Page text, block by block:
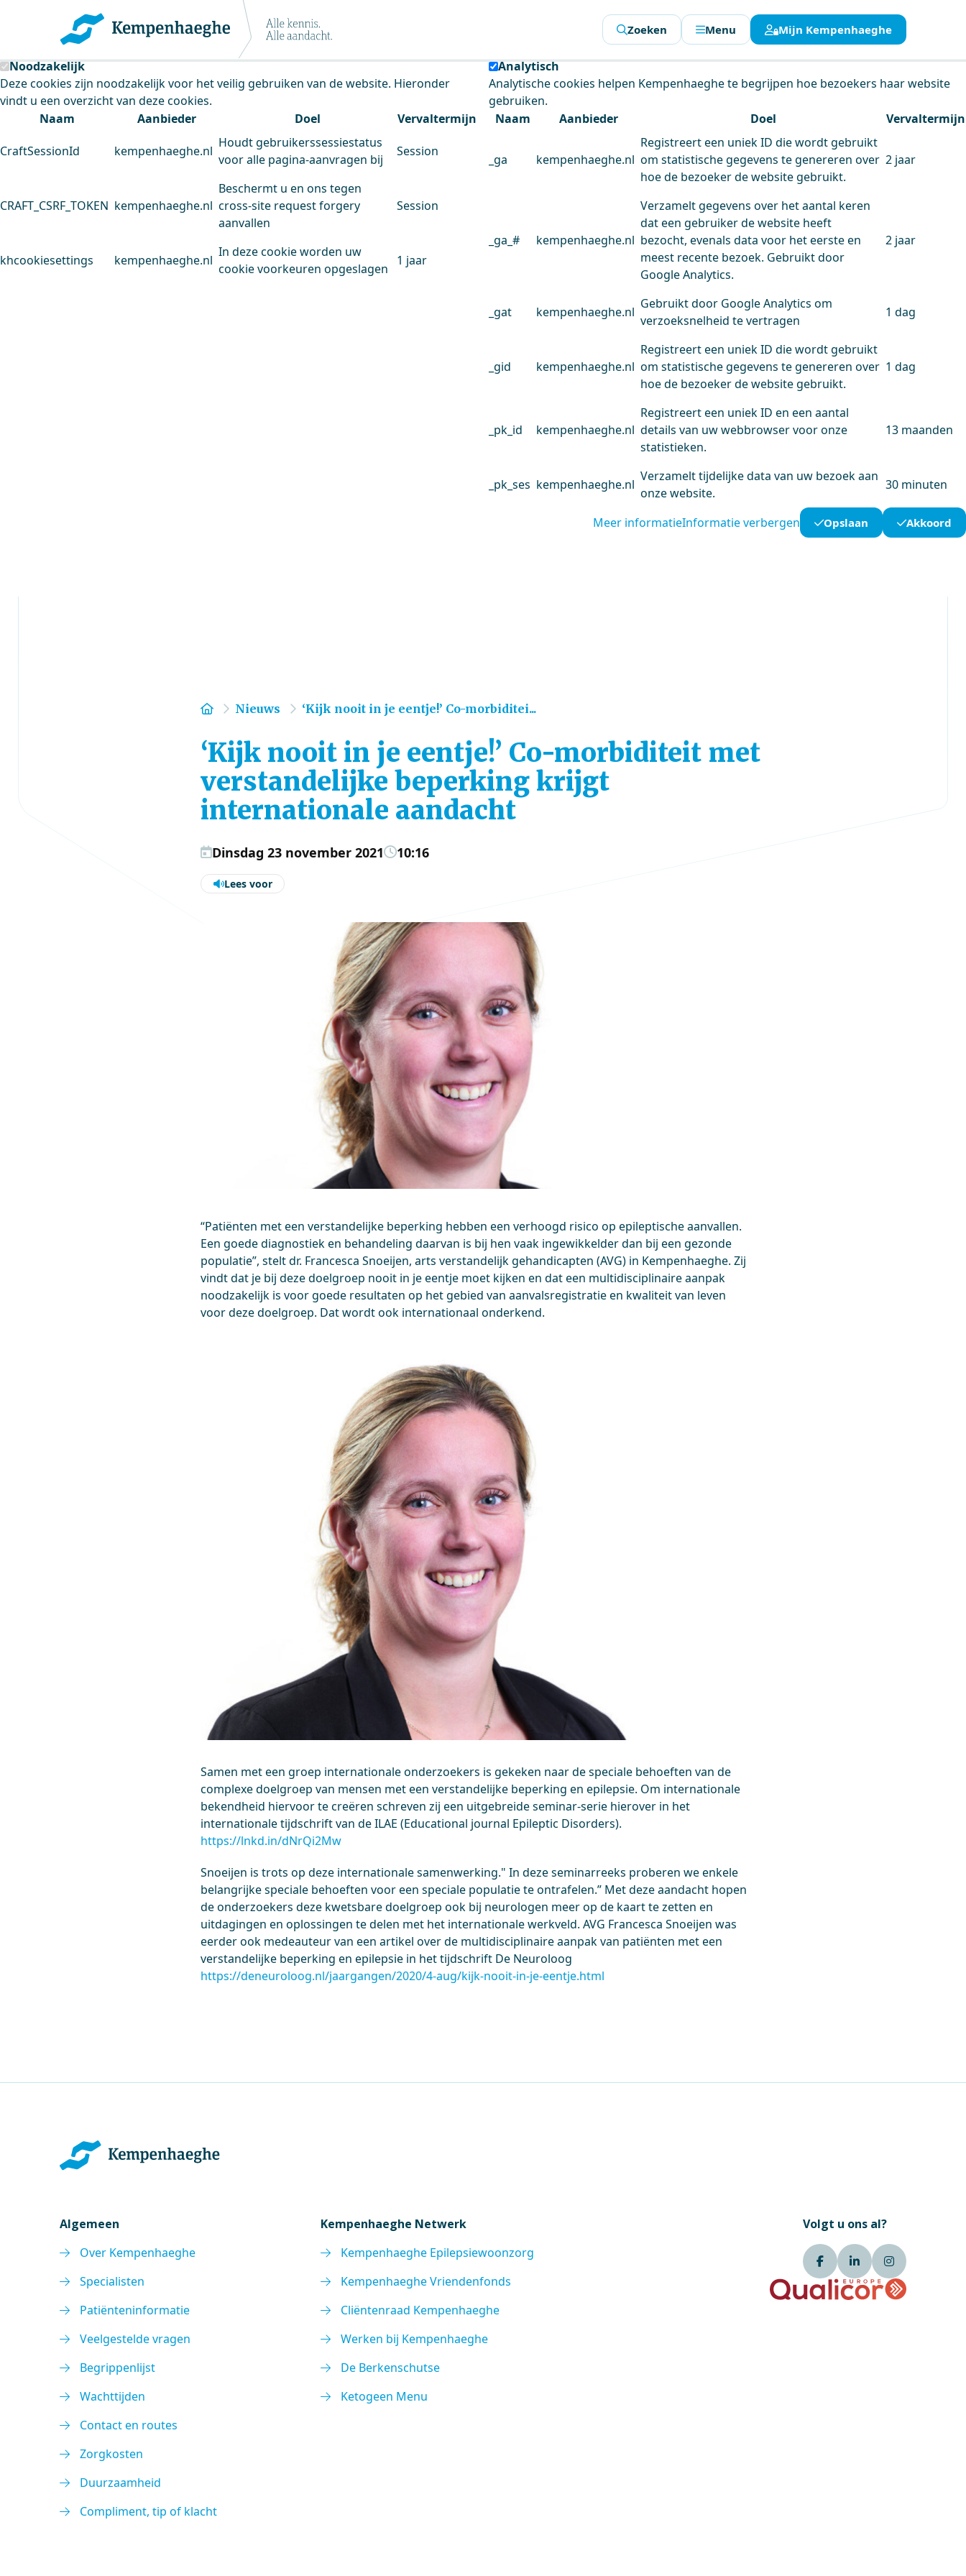
Kempenhaeghe maakt gebruik van cookies
Deze site plaatst cookies. Dit doen we om het gebruik van de website te analyseren en het gebruiksgemak te verbeteren.
Noodzakelijk
Deze cookies zijn noodzakelijk voor het veilig gebruiken van de website. Hieronder
vindt u een overzicht van deze cookies.
Naam
Aanbieder Doel Vervaltermijn
CraftSessionId kempenhaeghe.nl
Houdt gebruikerssessiestatus
voor alle pagina-aanvragen bij
Session
CRAFT_CSRF_TOKEN kempenhaeghe.nl
Beschermt u en ons tegen
cross-site request forgery
aanvallen
Session
khcookiesettings kempenhaeghe.nl
In deze cookie worden uw
cookie voorkeuren opgeslagen
1 jaar
Analytisch
Analytische cookies helpen Kempenhaeghe te begrijpen hoe bezoekers haar website
gebruiken.
Naam
Aanbieder Doel Vervaltermijn
_ga kempenhaeghe.nl
Registreert een uniek ID die wordt gebruikt
om statistische gegevens te genereren over
hoe de bezoeker de website gebruikt.
2 jaar
_ga_# kempenhaeghe.nl
Verzamelt gegevens over het aantal keren
dat een gebruiker de website heeft
bezocht, evenals data voor het eerste en
meest recente bezoek. Gebruikt door
Google Analytics.
2 jaar
_gat kempenhaeghe.nl
Gebruikt door Google Analytics om
verzoeksnelheid te vertragen
1 dag
_gid kempenhaeghe.nl
Registreert een uniek ID die wordt gebruikt
om statistische gegevens te genereren over
hoe de bezoeker de website gebruikt.
1 dag
_pk_id kempenhaeghe.nl
Registreert een uniek ID en een aantal
details van uw webbrowser voor onze
statistieken.
13 maanden
_pk_ses kempenhaeghe.nl
Verzamelt tijdelijke data van uw bezoek aan
onze website.
30 minuten
Meer informatieInformatie verbergen Opslaan Akkoord
Zoeken Menu Mijn Kempenhaeghe
Home
Nieuws ‘Kijk nooit in je eentje!’ Co-morbiditei...
‘Kijk nooit in je eentje!’ Co-morbiditeit met
verstandelijke beperking krijgt
internationale aandacht
Dinsdag 23 november 2021 10:16
Lees voor
“Patiënten met een verstandelijke beperking hebben een verhoogd risico op epileptische aanvallen.
Een goede diagnostiek en behandeling daarvan is bij hen vaak ingewikkelder dan bij een gezonde
populatie”, stelt dr. Francesca Snoeijen, arts verstandelijk gehandicapten (AVG) in Kempenhaeghe. Zij
vindt dat je bij deze doelgroep nooit in je eentje moet kijken en dat een multidisciplinaire aanpak
noodzakelijk is voor goede resultaten op het gebied van aanvalsregistratie en kwaliteit van leven
voor deze doelgroep. Dat wordt ook internationaal onderkend.
Samen met een groep internationale onderzoekers is gekeken naar de speciale behoeften van de
complexe doelgroep van mensen met een verstandelijke beperking en epilepsie. Om internationale
bekendheid hiervoor te creëren schreven zij een uitgebreide seminar-serie hierover in het
internationale tijdschrift van de ILAE (Educational journal Epileptic Disorders).
https://lnkd.in/dNrQi2Mw
Snoeijen is trots op deze internationale samenwerking." In deze seminarreeks proberen we enkele
belangrijke speciale behoeften voor een speciale populatie te ontrafelen.” Met deze aandacht hopen
de onderzoekers deze kwetsbare doelgroep ook bij neurologen meer op de kaart te zetten en
uitdagingen en oplossingen te delen met het internationale werkveld. AVG Francesca Snoeijen was
eerder ook medeauteur van een artikel over de multidisciplinaire aanpak van patiënten met een
verstandelijke beperking en epilepsie in het tijdschrift De Neuroloog
https://deneuroloog.nl/jaargangen/2020/4-aug/kijk-nooit-in-je-eentje.html
Algemeen
Over Kempenhaeghe
Specialisten
Patiënteninformatie
Veelgestelde vragen
Begrippenlijst
Wachttijden
Contact en routes
Zorgkosten
Duurzaamheid
Compliment, tip of klacht
Kempenhaeghe Netwerk
Kempenhaeghe Epilepsiewoonzorg
Kempenhaeghe Vriendenfonds
Cliëntenraad Kempenhaeghe
Werken bij Kempenhaeghe
De Berkenschutse
Ketogeen Menu
Volgt u ons al?